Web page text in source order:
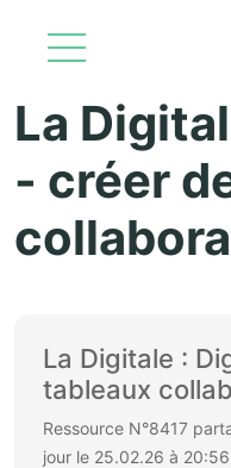
La
- créer
La Digitale :
tableaux
Ressource N°8417
jour le 25.02.26 à 20:56